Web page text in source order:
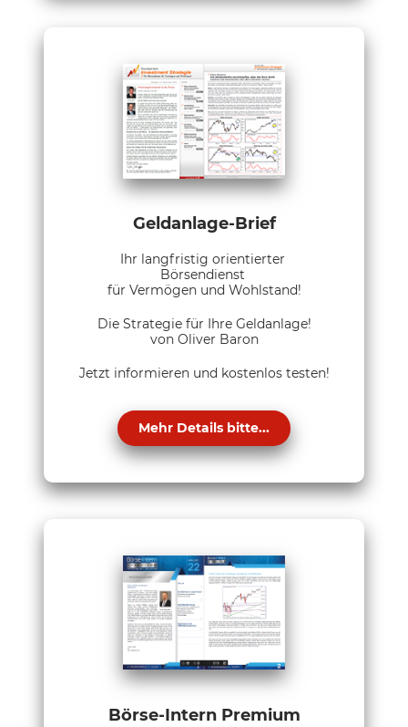
Geldanlage-Brief
Ihr langfristig orientierter
Börsendienst
für Vermögen und Wohlstand!
Die Strategie für Ihre Geldanlage!
von Oliver Baron
Jetzt informieren und kostenlos testen!
Mehr Details bitte...
Börse-Intern Premium